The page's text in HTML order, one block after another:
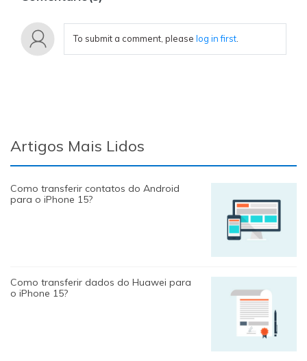
To submit a comment, please log in first.
Artigos Mais Lidos
Como transferir contatos do Android
para o iPhone 15?
Como transferir dados do Huawei para
o iPhone 15?